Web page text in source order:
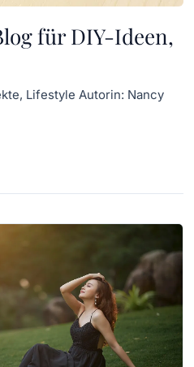
für DIY-Ideen,
Lifestyle Autorin: Nancy